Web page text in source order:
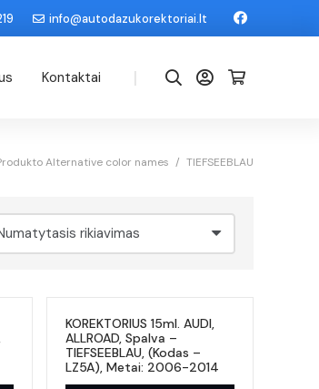
info@autodazukorektoriai.lt
Kontaktai |
Alternative color names / TIEFSEEBLAU
KOREKTORIUS 15ml. AUDI,
ALLROAD, Spalva –
TIEFSEEBLAU, (Kodas –
LZ5A), Metai: 2006-2014